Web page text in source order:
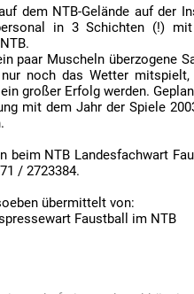
dem NTB-Gelände auf der
in 3 Schichten (!)
paar Muscheln überzogene
noch das Wetter
großer Erfolg werden.
mit dem Jahr der Spiele
beim NTB Landesfachwart
/ 2723384.
übermittelt von:
Faustball im NTB